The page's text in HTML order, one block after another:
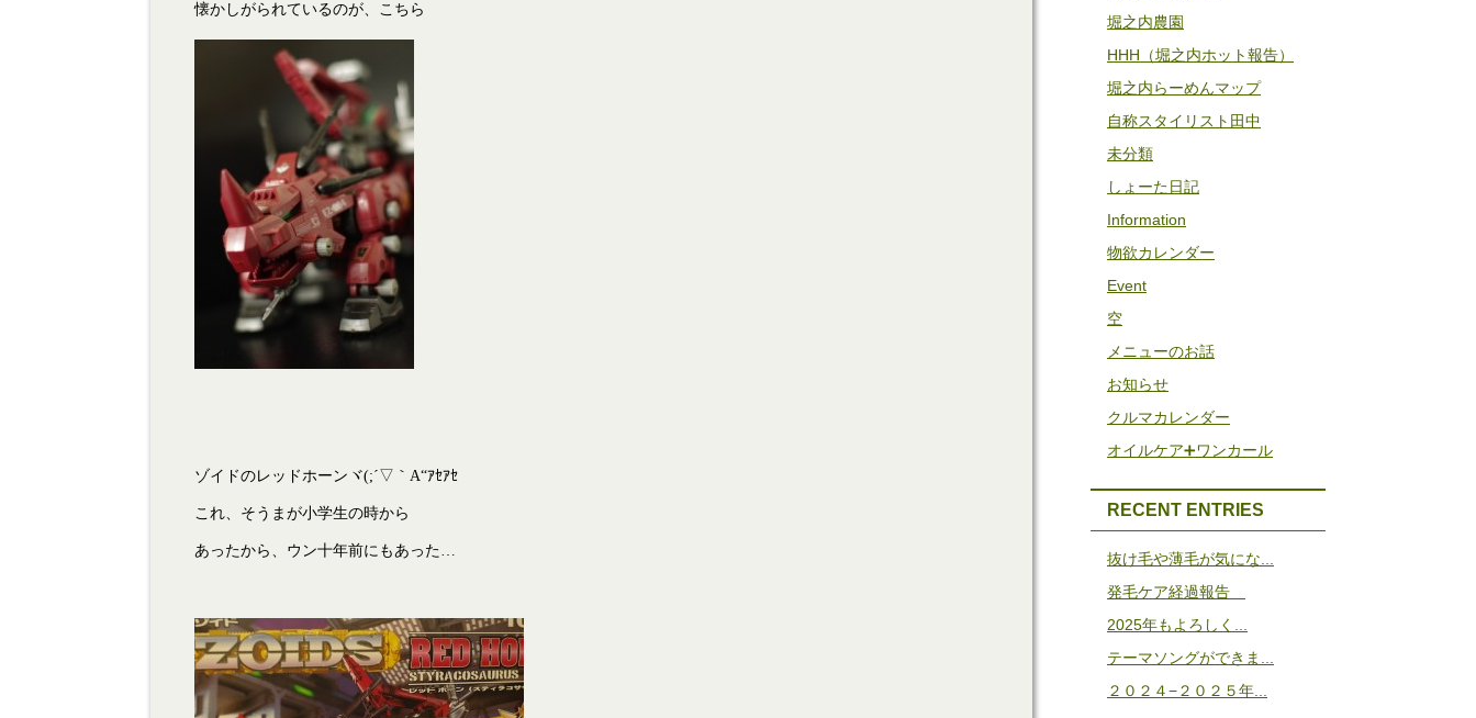
懐かしがられているのが、こちら
ゾイドのレッドホーンヾ(;´▽｀A“ｱｾｱｾ
これ、そうまが小学生の時から
あったから、ウン十年前にもあった…
堀之内農園
HHH（堀之内ホット報告）
堀之内らーめんマップ
自称スタイリスト田中
未分類
しょーた日記
Information
物欲カレンダー
Event
空
メニューのお話
お知らせ
クルマカレンダー
オイルケア➕ワンカール
RECENT ENTRIES
抜け毛や薄毛が気にな...
発毛ケア経過報告
2025年もよろしく...
テーマソングができま...
２０２４−２０２５年...